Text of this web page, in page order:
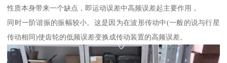
性质本身带来一个缺点，即运动误差中高频误差起主要作用，
同时一阶谐振的振幅较小。这是因为在波形传动中(一般的说与行星
传动相同)使齿轮的低频误差变换成传动装置的高频误差。